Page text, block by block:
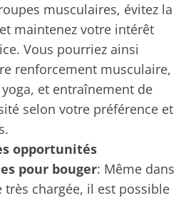
musculaires, évitez la
maintenez votre intérêt
Vous pourriez ainsi
renforcement musculaire,
et entraînement de
selon votre préférence et
opportunités
pour bouger: Même dans
très chargée, il est possible